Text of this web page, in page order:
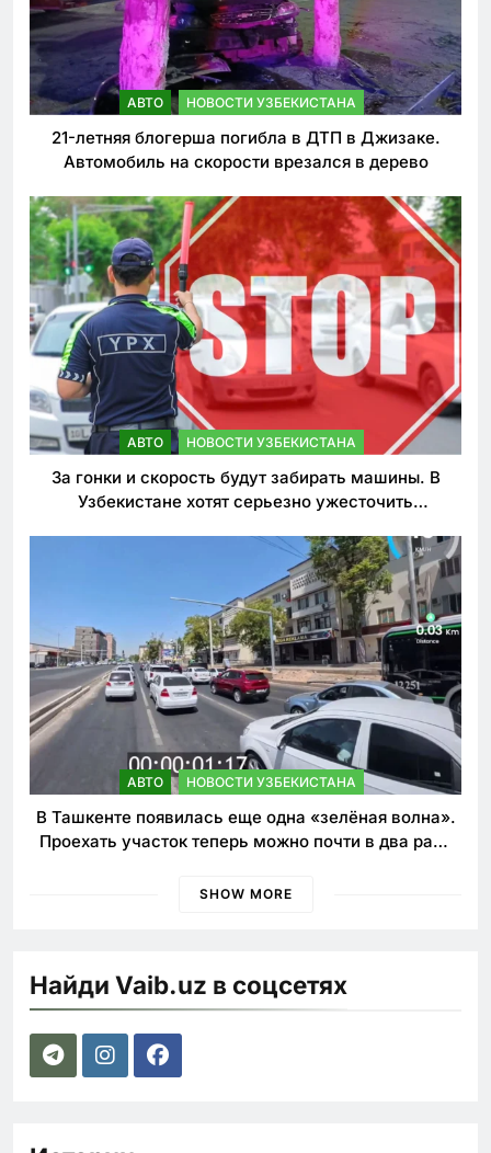
АВТО НОВОСТИ УЗБЕКИСТАНА
21-летняя блогерша погибла в ДТП в Джизаке.
Автомобиль на скорости врезался в дерево
АВТО НОВОСТИ УЗБЕКИСТАНА
За гонки и скорость будут забирать машины. В
Узбекистане хотят серьезно ужесточить
АВТО НОВОСТИ УЗБЕКИСТАНА
В Ташкенте появилась еще одна «зелёная волна».
Проехать участок теперь можно почти в два раза
SHOW MORE
Найди Vaib.uz в соцсетях